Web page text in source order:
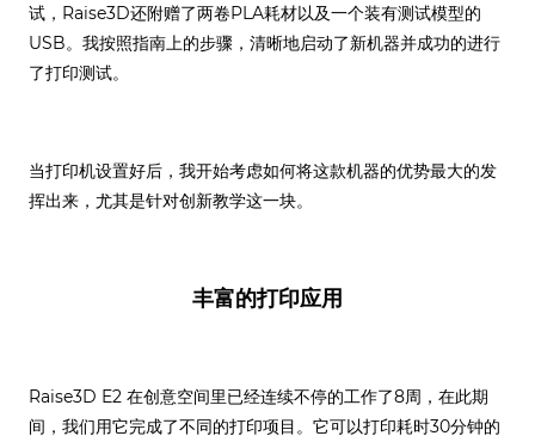
试，Raise3D还附赠了两卷PLA耗材以及一个装有测试模型的
USB。我按照指南上的步骤，清晰地启动了新机器并成功的进行
了打印测试。
当打印机设置好后，我开始考虑如何将这款机器的优势最大的发
挥出来，尤其是针对创新教学这一块。
丰富的打印应用
Raise3D E2 在创意空间里已经连续不停的工作了8周，在此期
间，我们用它完成了不同的打印项目。它可以打印耗时30分钟的